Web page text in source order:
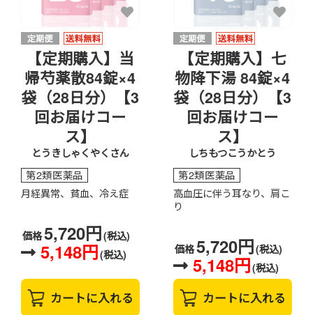
【定期購入】当
帰芍薬散84錠×4
袋（28日分）【3
回お届けコー
ス】
とうきしゃくやくさん
第2類医薬品
月経異常、貧血、冷え症
価格5,720円(税込)
5,148円(税込)
カートに入れる
【定期購入】七
物降下湯 84錠×4
袋（28日分）【3
回お届けコー
ス】
しちもつこうかとう
第2類医薬品
高血圧に伴う耳なり、肩こ
り
価格5,720円(税込)
5,148円(税込)
カートに入れる